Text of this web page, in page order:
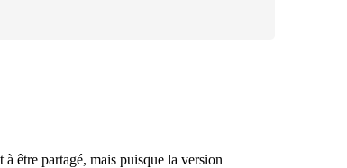
être partagé, mais puisque la version